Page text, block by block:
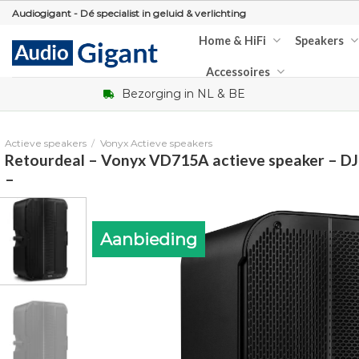
Skip
content
Audiogigant - Dé specialist in geluid & verlichting
Home & HiFi Speakers
Accessoires
Bezorging in NL & BE
Actieve speakers / Vonyx Actieve speakers
Retourdeal – Vonyx VD715A actieve speaker –
–
Aanbieding